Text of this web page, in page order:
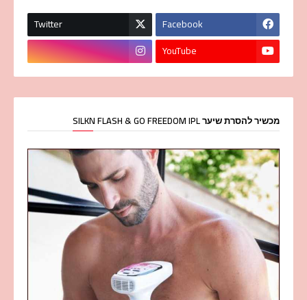
Facebook
Twitter
YouTube
מכשיר להסרת שיער SILKN FLASH & GO FREEDOM IPL